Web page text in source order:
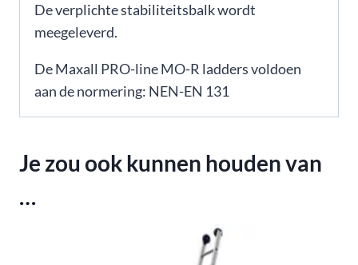
De verplichte stabiliteitsbalk wordt
meegeleverd.
De Maxall PRO-line MO-R ladders voldoen
aan de normering: NEN-EN 131
Je zou ook kunnen houden van
…